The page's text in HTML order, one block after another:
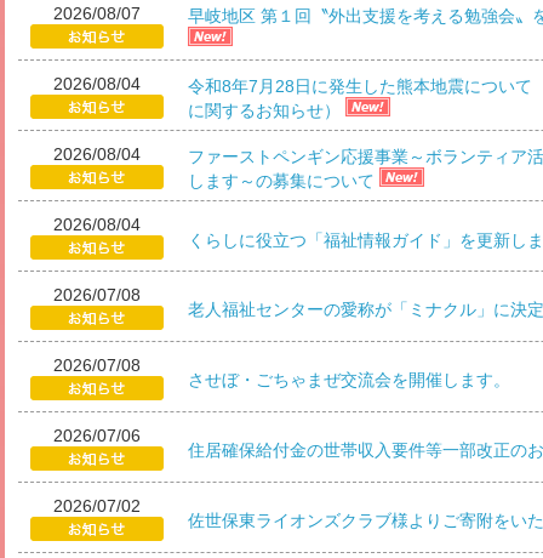
2026/08/07 早岐地区 第１回〝外出支援を考える勉強会〟
2026/08/04
令和8年7月28日に発生した熊本地震について
に関するお知らせ）
2026/08/04
ファーストペンギン応援事業～ボランティア
します～の募集について
2026/08/04
くらしに役立つ「福祉情報ガイド」を更新し
2026/07/08
老人福祉センターの愛称が「ミナクル」に決
2026/07/08
させぼ・ごちゃまぜ交流会を開催します。
2026/07/06
住居確保給付金の世帯収入要件等一部改正の
2026/07/02
佐世保東ライオンズクラブ様よりご寄附をい